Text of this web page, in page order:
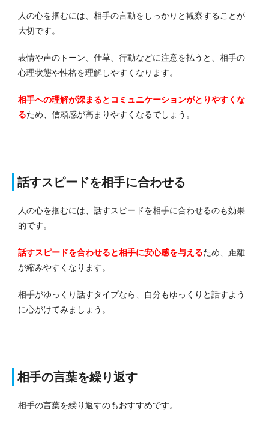
人の心を掴むには、相手の言動をしっかりと観察することが
大切です。
表情や声のトーン、仕草、行動などに注意を払うと、相手の
心理状態や性格を理解しやすくなります。
相手への理解が深まるとコミュニケーションがとりやすくな
るため、信頼感が高まりやすくなるでしょう。
話すスピードを相手に合わせる
人の心を掴むには、話すスピードを相手に合わせるのも効果
的です。
話すスピードを合わせると相手に安心感を与えるため、距離
が縮みやすくなります。
相手がゆっくり話すタイプなら、自分もゆっくりと話すよう
に心がけてみましょう。
相手の言葉を繰り返す
相手の言葉を繰り返すのもおすすめです。